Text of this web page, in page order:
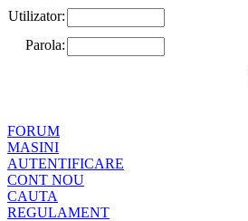
Utilizator:
Parola:
FORUM
MASINI
AUTENTIFICARE
CONT NOU
CAUTA
REGULAMENT